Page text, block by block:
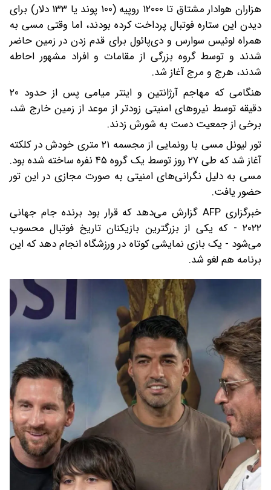
هزاران هوادار مشتاق تا ۱۲۰۰۰ روپیه (۱۰۰ پوند یا ۱۳۳ دلار) برای
دیدن این ستاره فوتبال پرداخت کرده بودند، اما وقتی مسی به
همراه لوئیس سوارس و دی‌پائول برای قدم زدن در زمین حاضر
شدند و توسط گروه بزرگی از مقامات و افراد مشهور احاطه
شدند، هرج و مرج آغاز شد.
هنگامی که مهاجم آرژانتین و اینتر میامی پس از حدود ۲۰
دقیقه توسط نیروهای امنیتی زودتر از موعد از زمین خارج شد،
برخی از جمعیت دست به شورش زدند.
تور لیونل مسی با رونمایی از مجسمه ۲۱ متری خودش در کلکته
آغاز شد که طی ۲۷ روز توسط یک گروه ۴۵ نفره ساخته شده بود.
مسی به دلیل نگرانی‌های امنیتی به صورت مجازی در این تور
حضور یافت.
خبرگزاری AFP گزارش می‌دهد که قرار بود برنده جام جهانی
۲۰۲۲ - که یکی از بزرگترین بازیکنان تاریخ فوتبال محسوب
می‌شود - یک بازی نمایشی کوتاه در ورزشگاه انجام دهد که این
برنامه هم لغو شد.